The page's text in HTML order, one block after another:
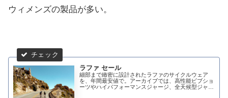
ウィメンズの製品が多い。
ラファ セール
細部まで緻密に設計されたラファのサイクルウェア
を、年間最安値で。アーカイブでは、高性能ビブショ
ーツやハイパフォーマンスジャージ、全天候型ジャケ